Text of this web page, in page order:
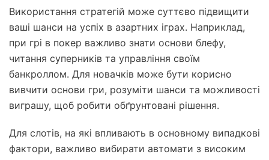
Використання стратегій може суттєво підвищити
ваші шанси на успіх в азартних іграх. Наприклад,
при грі в покер важливо знати основи блефу,
читання суперників та управління своїм
банкроллом. Для новачків може бути корисно
вивчити основи гри, розуміти шанси та можливості
виграшу, щоб робити обґрунтовані рішення.
Для слотів, на які впливають в основному випадкові
фактори, важливо вибирати автомати з високим